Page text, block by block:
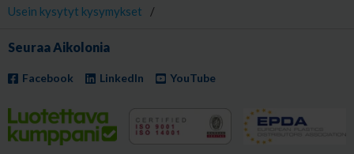
Usein kysytyt kysymykset
/
Seuraa Aikolonia
Facebook LinkedIn YouTube